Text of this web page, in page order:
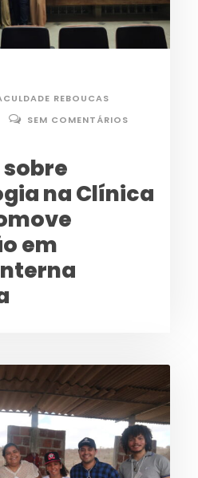
REBOUCAS
SEM COMENTÁRIOS
na Clínica
em